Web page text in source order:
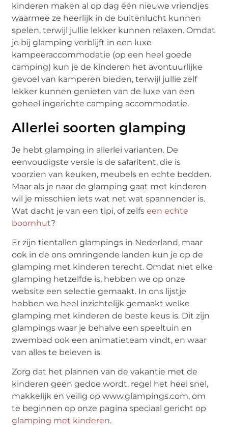
kinderen maken al op dag één nieuwe vriendjes
waarmee ze heerlijk in de buitenlucht kunnen
spelen, terwijl jullie lekker kunnen relaxen. Omdat
je bij glamping verblijft in een luxe
kampeeraccommodatie (op een heel goede
camping) kun je de kinderen het avontuurlijke
gevoel van kamperen bieden, terwijl jullie zelf
lekker kunnen genieten van de luxe van een
geheel ingerichte camping accommodatie.
Allerlei soorten glamping
Je hebt glamping in allerlei varianten. De
eenvoudigste versie is de safaritent, die is
voorzien van keuken, meubels en echte bedden.
Maar als je naar de glamping gaat met kinderen
wil je misschien iets wat net wat spannender is.
Wat dacht je van een tipi, of zelfseen echte
boomhut?
Er zijn tientallen glampings in Nederland, maar
ook in de ons omringende landen kun je op de
glamping met kinderen terecht. Omdat niet elke
glamping hetzelfde is, hebben we op onze
website een selectie gemaakt. In ons lijstje
hebben we heel inzichtelijk gemaakt welke
glamping met kinderen de beste keus is. Dit zijn
glampings waar je behalve een speeltuin en
zwembad ook een animatieteam vindt, en waar
van alles te beleven is.
Zorg dat het plannen van de vakantie met de
kinderen geen gedoe wordt, regel het heel snel,
makkelijk en veilig op www.glampings.com, om
te beginnen op onze pagina speciaal gericht op
glamping met kinderen.